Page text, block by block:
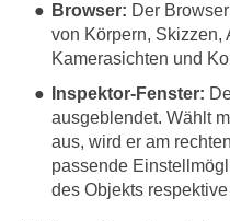
Browser: Der
von Körpern, Skizzen,
Kamerasichten und
Inspektor-Fenster:
ausgeblendet. Wählt
aus, wird er am
passende
des Objekts